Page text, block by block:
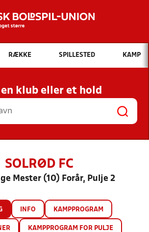
Hvad vil du søge efter?
INDHOLD OG NYHEDER
RESULTATER, KLUBBER OG
HOLD
RÆKKE SPILLESTED KAMP
en klub eller et hold
SOLRØD FC
Mester (10) Forår, Pulje 2
INFO KAMPPROGRAM
KAMPPROGRAM FOR PULJE